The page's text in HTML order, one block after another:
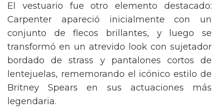
El vestuario fue otro elemento destacado:
Carpenter apareció inicialmente con un
conjunto de flecos brillantes, y luego se
transformó en un atrevido look con sujetador
bordado de strass y pantalones cortos de
lentejuelas, rememorando el icónico estilo de
Britney Spears en sus actuaciones más
legendaria.